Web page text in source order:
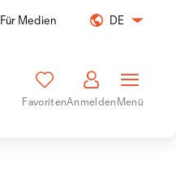
Für Medien DE
FavoritenAnmeldenMenü